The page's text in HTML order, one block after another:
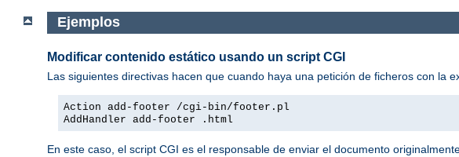
Ejemplos
Modificar contenido estático usando un script CGI
Las siguientes directivas hacen que cuando haya una petición de ficheros con la
Action add-footer /cgi-bin/footer.pl
AddHandler add-footer .html
En este caso, el script CGI es el responsable de enviar el documento